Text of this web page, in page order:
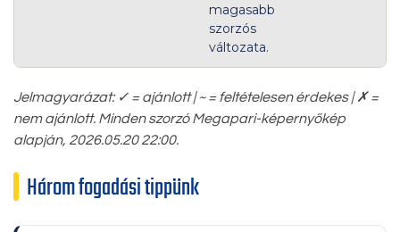
magasabb
szorzós
változata.
Jelmagyarázat: ✓ = ajánlott | ~ = feltételesen érdekes | ✗ =
nem ajánlott. Minden szorzó Megapari-képernyőkép
alapján, 2026.05.20 22:00.
Három fogadási tippünk